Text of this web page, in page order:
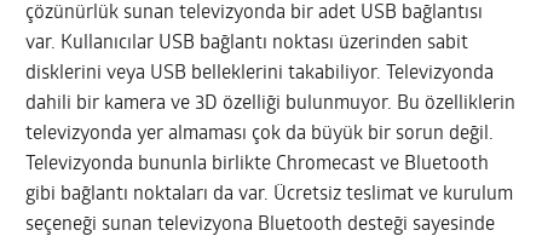
çözünürlük sunan televizyonda bir adet USB bağlantısı
var. Kullanıcılar USB bağlantı noktası üzerinden sabit
disklerini veya USB belleklerini takabiliyor. Televizyonda
dahili bir kamera ve 3D özelliği bulunmuyor. Bu özelliklerin
televizyonda yer almaması çok da büyük bir sorun değil.
Televizyonda bununla birlikte Chromecast ve Bluetooth
gibi bağlantı noktaları da var. Ücretsiz teslimat ve kurulum
seçeneği sunan televizyona Bluetooth desteği sayesinde